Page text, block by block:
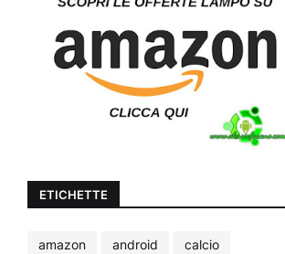
ETICHETTE
amazon android
calcio